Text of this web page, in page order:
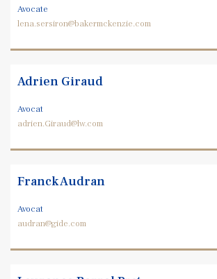
Avocate
lena.sersiron@bakermckenzie.com
Adrien Giraud
Avocat
adrien.Giraud@lw.com
Franck Audran
Avocat
audran@gide.com